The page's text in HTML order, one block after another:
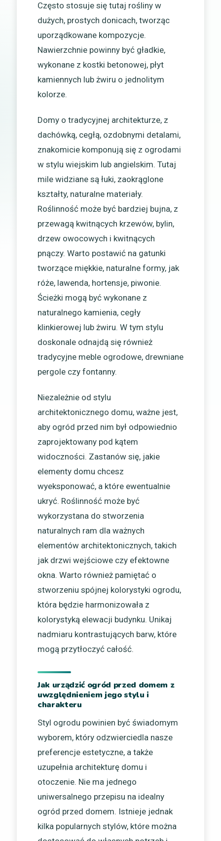
Często stosuje się tutaj rośliny w
dużych, prostych donicach, tworząc
uporządkowane kompozycje.
Nawierzchnie powinny być gładkie,
wykonane z kostki betonowej, płyt
kamiennych lub żwiru o jednolitym
kolorze.
Domy o tradycyjnej architekturze, z
dachówką, cegłą, ozdobnymi detalami,
znakomicie komponują się z ogrodami
w stylu wiejskim lub angielskim. Tutaj
mile widziane są łuki, zaokrąglone
kształty, naturalne materiały.
Roślinność może być bardziej bujna, z
przewagą kwitnących krzewów, bylin,
drzew owocowych i kwitnących
pnączy. Warto postawić na gatunki
tworzące miękkie, naturalne formy, jak
róże, lawenda, hortensje, piwonie.
Ścieżki mogą być wykonane z
naturalnego kamienia, cegły
klinkierowej lub żwiru. W tym stylu
doskonale odnajdą się również
tradycyjne meble ogrodowe, drewniane
pergole czy fontanny.
Niezależnie od stylu
architektonicznego domu, ważne jest,
aby ogród przed nim był odpowiednio
zaprojektowany pod kątem
widoczności. Zastanów się, jakie
elementy domu chcesz
wyeksponować, a które ewentualnie
ukryć. Roślinność może być
wykorzystana do stworzenia
naturalnych ram dla ważnych
elementów architektonicznych, takich
jak drzwi wejściowe czy efektowne
okna. Warto również pamiętać o
stworzeniu spójnej kolorystyki ogrodu,
która będzie harmonizowała z
kolorystyką elewacji budynku. Unikaj
nadmiaru kontrastujących barw, które
mogą przytłoczyć całość.
Jak urządzić ogród przed domem z
uwzględnieniem jego stylu i
charakteru
Styl ogrodu powinien być świadomym
wyborem, który odzwierciedla nasze
preferencje estetyczne, a także
uzupełnia architekturę domu i
otoczenie. Nie ma jednego
uniwersalnego przepisu na idealny
ogród przed domem. Istnieje jednak
kilka popularnych stylów, które można